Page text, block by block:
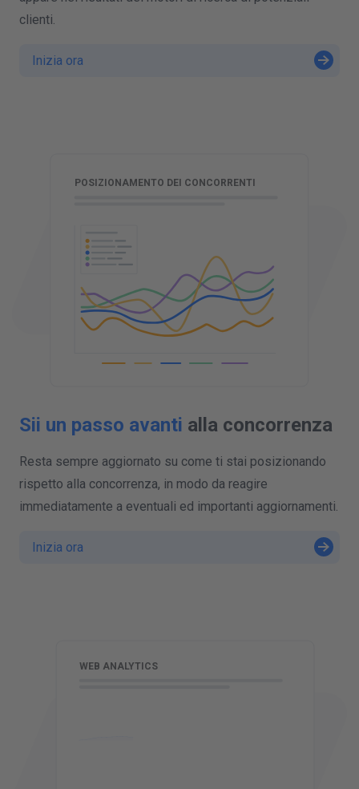
clienti.
Inizia ora
Sii un passo avanti alla concorrenza
Resta sempre aggiornato su come ti stai posizionando
rispetto alla concorrenza, in modo da reagire
immediatamente a eventuali ed importanti aggiornamenti.
Inizia ora
POSIZIONAMENTO DEI CONCORRENTI
WEB ANALYTICS